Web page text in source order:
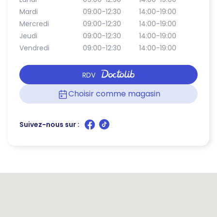
Mardi
09:00-12:30
14:00-19:00
Mercredi
09:00-12:30
14:00-19:00
Jeudi
09:00-12:30
14:00-19:00
Vendredi
09:00-12:30 14:00-19:00
RDV
Choisir comme magasin
Suivez-nous sur :